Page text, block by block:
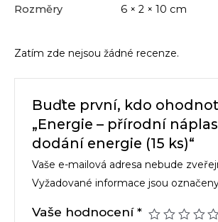
Rozměry
6 × 2 × 10 cm
Zatím zde nejsou žádné recenze.
Buďte první, kdo
„Energie – přírodní
dodání energie (15 ks)“
Vaše e-mailová adresa nebude
Vyžadované informace jsou
Vaše hodnocení*